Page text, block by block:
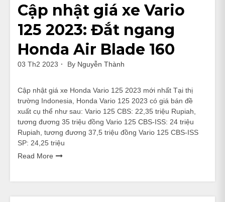
Cập nhật giá xe Vario
125 2023: Đắt ngang
Honda Air Blade 160
03 Th2 2023 By Nguyễn Thành
Cập nhật giá xe Honda Vario 125 2023 mới nhất Tại thị
trường Indonesia, Honda Vario 125 2023 có giá bán đề
xuất cụ thể như sau: Vario 125 CBS: 22,35 triệu Rupiah,
tương đương 35 triệu đồng Vario 125 CBS-ISS: 24 triệu
Rupiah, tương đương 37,5 triệu đồng Vario 125 CBS-ISS
SP: 24,25 triệu
Read More